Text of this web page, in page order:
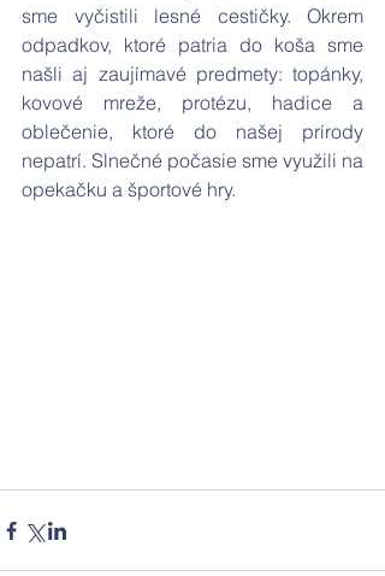
sme vyčistili lesné cestičky. Okrem
odpadkov, ktoré patria do koša sme
našli aj zaujímavé predmety: topánky,
kovové mreže, protézu, hadice a
oblečenie, ktoré do našej prírody
nepatrí. Slnečné počasie sme využili na
opekačku a športové hry.